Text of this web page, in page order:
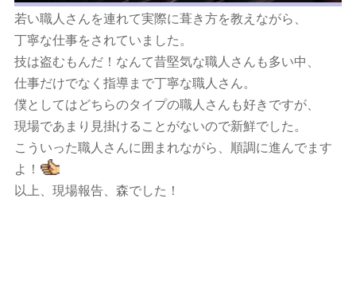
若い職人さんを連れて実際に葺き方を教えながら、
丁寧な仕事をされていました。
技は盗むもんだ！なんて昔堅気な職人さんも多い中、
仕事だけでなく指導まで丁寧な職人さん。
僕としてはどちらのタイプの職人さんも好きですが、
現場であまり見掛けることがないので新鮮でした。
こういった職人さんに囲まれながら、順調に進んでます
よ！
以上、現場報告、森でした！